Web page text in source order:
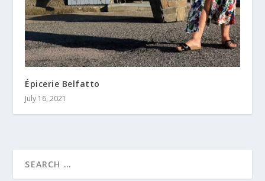
Épicerie Belfatto
July 16, 2021